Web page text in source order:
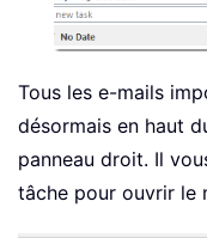
Tous les e-mails
désormais en haut
panneau droit. Il
tâche pour ouvrir le